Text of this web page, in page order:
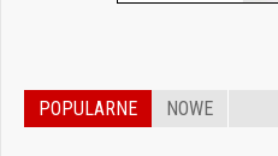
POPULARNE NOWE